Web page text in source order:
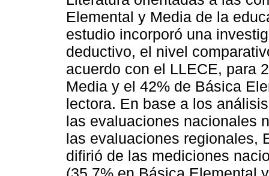
Elemental y Media de la
estudio incorporó una
deductivo, el nivel
acuerdo con el LLECE, para
Media y el 42% de Básica
lectora. En base a los
las evaluaciones nacionales
las evaluaciones regionales,
difirió de las mediciones